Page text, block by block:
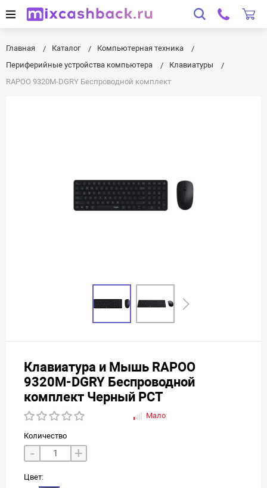
Главная Каталог
Компьютерная техника
Периферийные устройства компьютера
Клавиатуры
RAPOO 9320M-DGRY Беспроводной комплект
Клавиатура и Мышь RAPOO
9320M-DGRY Беспроводной
комплект Черный РСТ
Мало
Количество
- +
Цвет: